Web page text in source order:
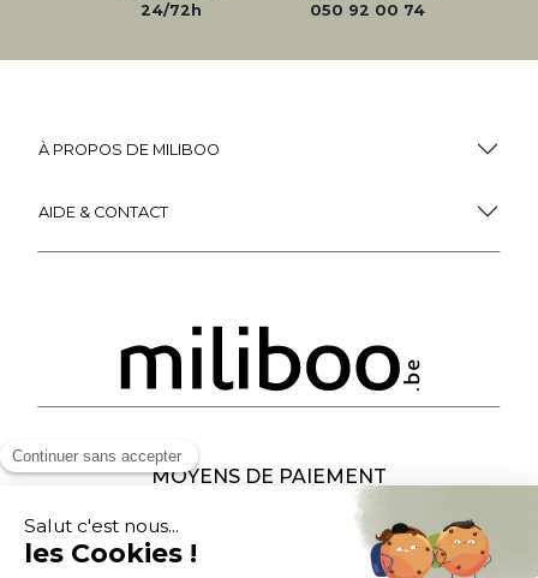
24/72h
050 92 00 74
À PROPOS DE MILIBOO
AIDE & CONTACT
MOYENS DE PAIEMENT